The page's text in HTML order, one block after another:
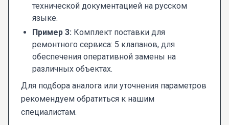
технической документацией на русском
языке.
Пример 3: Комплект поставки для
ремонтного сервиса: 5 клапанов, для
обеспечения оперативной замены на
различных объектах.
Для подбора аналога или уточнения параметров
рекомендуем обратиться к нашим
специалистам.